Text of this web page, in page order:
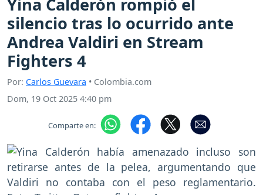
Yina Calderón rompió el
silencio tras lo ocurrido ante
Andrea Valdiri en Stream
Fighters 4
Por: Carlos Guevara • Colombia.com
Dom, 19 Oct 2025 4:40 pm
Comparte en: